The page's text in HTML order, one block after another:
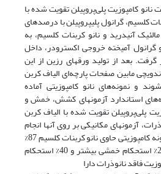
کامپوزیت‌ پلی‌پروپیلن تقویت شده با
کلسیم، گرانول پلی‏پروپیلن با درصدهای
آنیدرید و نانو کربنات کلسیم، به
گرانول آمیخته خروجی اکسترودر، داخل
بعد از تولید ورق‏های رزین از این
مابین صفحات پارچه‌ای الیاف کربن
و نمونه‌های نانو ‌کامپوزیتی آماده
استاندارد آزمونهای کشش، خمش و
پلی‌پروپیلن تقویت شده با الیاف کربن
آزمونهای مکانیکی بر روی آنها انجام
شد. نتایج نشان داد که نمونه‏ کامپوزیتی حاوی نانو کربنات کلسیم 87%
استحکام کششی بیشتر، 26% استحکام خمشی بیشتر و 40% استحکام
فاقد نانوذرات دارا